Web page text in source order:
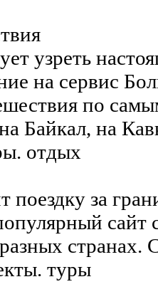
узреть
на сервис
по
Байкал, на
отдых
поездку за
сайт
странах.
туры